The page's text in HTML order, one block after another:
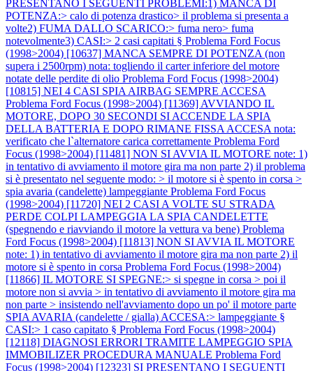
PRESENTANO I SEGUENTI PROBLEMI:1) MANCA DI
POTENZA:> calo di potenza drastico> il problema si presenta a
volte2) FUMA DALLO SCARICO:> fuma nero> fuma
notevolmente3) CASI:> 2 casi capitati § Problema Ford Focus
(1998>2004) [10637] MANCA SEMPRE DI POTENZA (non
supera i 2500rpm) nota: togliendo il carter inferiore del motore
notate delle perdite di olio Problema Ford Focus (1998>2004)
[10815] NEI 4 CASI SPIA AIRBAG SEMPRE ACCESA
Problema Ford Focus (1998>2004) [11369] AVVIANDO IL
MOTORE, DOPO 30 SECONDI SI ACCENDE LA SPIA
DELLA BATTERIA E DOPO RIMANE FISSA ACCESA nota:
verificato che l`alternatore carica correttamente Problema Ford
Focus (1998>2004) [11481] NON SI AVVIA IL MOTORE note: 1)
in tentativo di avviamento il motore gira ma non parte 2) il problema
si è presentato nel seguente modo: > il motore si è spento in corsa >
spia avaria (candelette) lampeggiante Problema Ford Focus
(1998>2004) [11720] NEI 2 CASI A VOLTE SU STRADA
PERDE COLPI LAMPEGGIA LA SPIA CANDELETTE
(spegnendo e riavviando il motore la vettura va bene) Problema
Ford Focus (1998>2004) [11813] NON SI AVVIA IL MOTORE
note: 1) in tentativo di avviamento il motore gira ma non parte 2) il
motore si è spento in corsa Problema Ford Focus (1998>2004)
[11866] IL MOTORE SI SPEGNE:> si spegne in corsa > poi il
motore non si avvia > in tentativo di avviamento il motore gira ma
non parte > insistendo nell'avviamento dopo un po' il motore parte
SPIA AVARIA (candelette / gialla) ACCESA:> lampeggiante §
CASI:> 1 caso capitato § Problema Ford Focus (1998>2004)
[12118] DIAGNOSI ERRORI TRAMITE LAMPEGGIO SPIA
IMMOBILIZER PROCEDURA MANUALE Problema Ford
Focus (1998>2004) [12323] SI PRESENTANO I SEGUENTI